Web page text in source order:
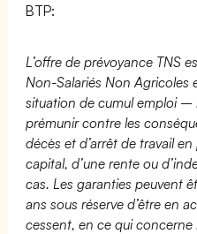
BTP:
L’offre de prévoyance TNS
Non-Salariés Non Agricoles
situation de cumul emploi –
prémunir contre les
décès et d’arrêt de travail
capital, d’une rente ou
cas. Les garanties peuvent
ans sous réserve d’être en
cessent, en ce qui